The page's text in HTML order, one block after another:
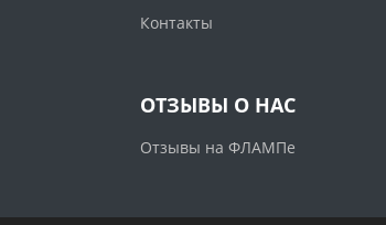
Контакты
ОТЗЫВЫ О НАС
Отзывы на ФЛАМПе